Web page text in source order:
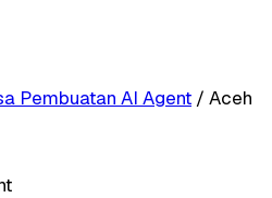
Pembuatan AI Agent / Aceh